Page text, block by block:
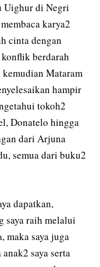
Uighur di Negri
karya2
cinta dengan
berdarah
kemudian Mataram
hampir
tokoh2
Donatelo hingga
dari Arjuna
semua dari buku2
dapatkan,
saya raih melalui
maka saya juga
saya serta